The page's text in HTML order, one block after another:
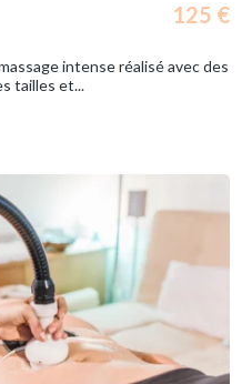
125 €
intense réalisé avec des
tailles et...